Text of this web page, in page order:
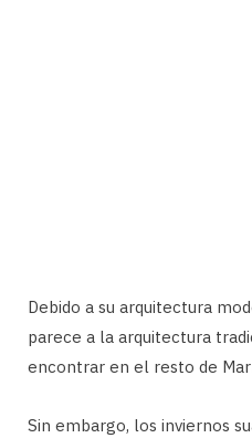
Debido a su arquitectura
parece a la arquitectura
encontrar en el resto de
Sin embargo, los inviernos